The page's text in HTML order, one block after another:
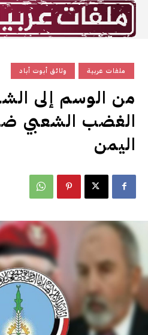
ملفات عربية وثائق أبوت أباد
من الوسم إلى
الغضب الشعبي
اليمن